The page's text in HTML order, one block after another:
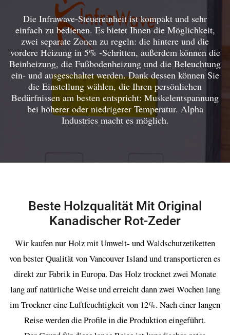
Die Infrawave-Steuereinheit ist kompakt und sehr
einfach zu bedienen. Es bietet Ihnen die Möglichkeit,
zwei separate Zonen zu regeln: die hintere und die
vordere Heizung in 5% -Schritten, außerdem können die
Beinheizung, die Fußbodenheizung und die Beleuchtung
ein- und ausgeschaltet werden. Dank dessen können Sie
die Einstellung wählen, die Ihren persönlichen
Bedürfnissen am besten entspricht: Muskelentspannung
bei höherer oder niedrigerer Temperatur. Alpha
Industries macht es möglich.
Beste Holzqualität Mit Original
Kanadischer Rot-Zeder
Wir kaufen nur Holz mit Umwelt- und Waldschutzetiketten
von bester Qualität von Vancouver Island und transportieren es
direkt zur Fabrik in Europa. Das Holz trocknet zwei Monate
lang auf natürliche Weise und erreicht dann zwei Wochen lang
im Trockner eine Luftfeuchtigkeit von 12%. Nach einer langen
Reise werden die Profile in die Produktion eingeführt.